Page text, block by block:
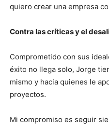
quiero crear una empresa
Contra las críticas y el
Comprometido con sus
éxito no llega solo, Jorge
mismo y hacia quienes le
proyectos.
Mi compromiso es seguir